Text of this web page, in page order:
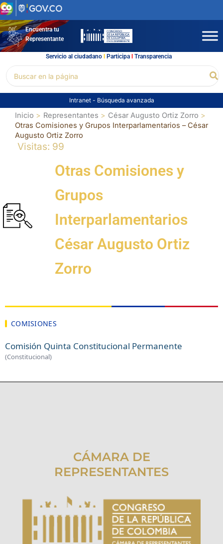
Ir
al
contenidoEncuentra tu
Representante
Servicio al ciudadano l Participal Transparencia
por:
Intranet - Búsqueda avanzada
Inicio Representantes
César Augusto Ortiz Zorro
Otras Comisiones y Grupos Interparlamentarios – César
Augusto Ortiz Zorro
Visitas: 99
Otras Comisiones y
Grupos
Interparlamentarios
César Augusto Ortiz
Zorro
COMISIONES
Comisión Quinta Constitucional Permanente
(Constitucional)
CÁMARA DE
REPRESENTANTES